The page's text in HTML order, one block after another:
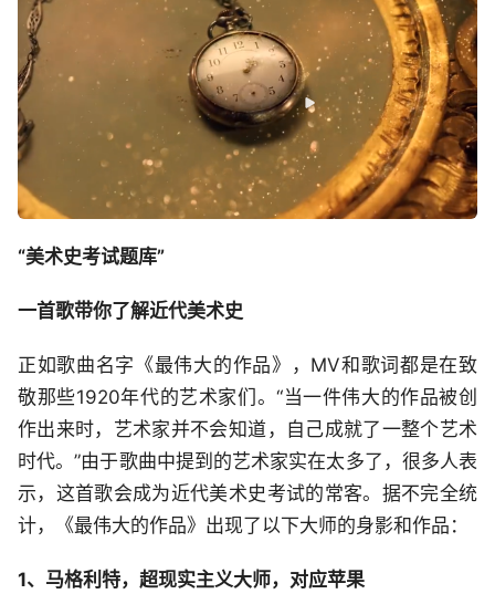
“美术史考试题库”
一首歌带你了解近代美术史
正如歌曲名字《最伟大的作品》，MV和歌词都是在致
敬那些1920年代的艺术家们。“当一件伟大的作品被创
作出来时，艺术家并不会知道，自己成就了一整个艺术
时代。”由于歌曲中提到的艺术家实在太多了，很多人表
示，这首歌会成为近代美术史考试的常客。据不完全统
计，《最伟大的作品》出现了以下大师的身影和作品：
1、马格利特，超现实主义大师，对应苹果